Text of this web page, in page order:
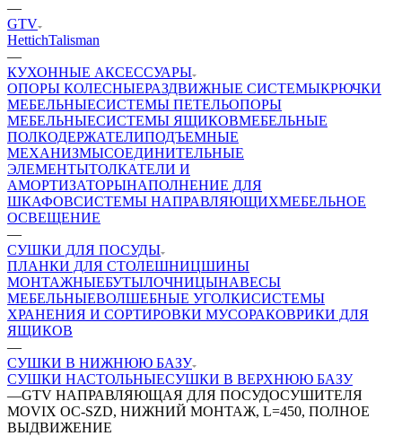
—
GTV
HettichTalisman
—
КУХОННЫЕ АКСЕССУАРЫ
ОПОРЫ КОЛЕСНЫЕРАЗДВИЖНЫЕ СИСТЕМЫКРЮЧКИ
МЕБЕЛЬНЫЕСИСТЕМЫ ПЕТЕЛЬОПОРЫ
МЕБЕЛЬНЫЕСИСТЕМЫ ЯЩИКОВМЕБЕЛЬНЫЕ
ПОЛКОДЕРЖАТЕЛИПОДЪЕМНЫЕ
МЕХАНИЗМЫСОЕДИНИТЕЛЬНЫЕ
ЭЛЕМЕНТЫТОЛКАТЕЛИ И
АМОРТИЗАТОРЫНАПОЛНЕНИЕ ДЛЯ
ШКАФОВСИСТЕМЫ НАПРАВЛЯЮЩИХМЕБЕЛЬНОЕ
ОСВЕЩЕНИЕ
—
СУШКИ ДЛЯ ПОСУДЫ
ПЛАНКИ ДЛЯ СТОЛЕШНИЦШИНЫ
МОНТАЖНЫЕБУТЫЛОЧНИЦЫНАВЕСЫ
МЕБЕЛЬНЫЕВОЛШЕБНЫЕ УГОЛКИСИСТЕМЫ
ХРАНЕНИЯ И СОРТИРОВКИ МУСОРАКОВРИКИ ДЛЯ
ЯЩИКОВ
—
СУШКИ В НИЖНЮЮ БАЗУ
СУШКИ НАСТОЛЬНЫЕСУШКИ В ВЕРХНЮЮ БАЗУ
—GTV НАПРАВЛЯЮЩАЯ ДЛЯ ПОСУДОСУШИТЕЛЯ
MOVIX OC-SZD, НИЖНИЙ МОНТАЖ, L=450, ПОЛНОЕ
ВЫДВИЖЕНИЕ